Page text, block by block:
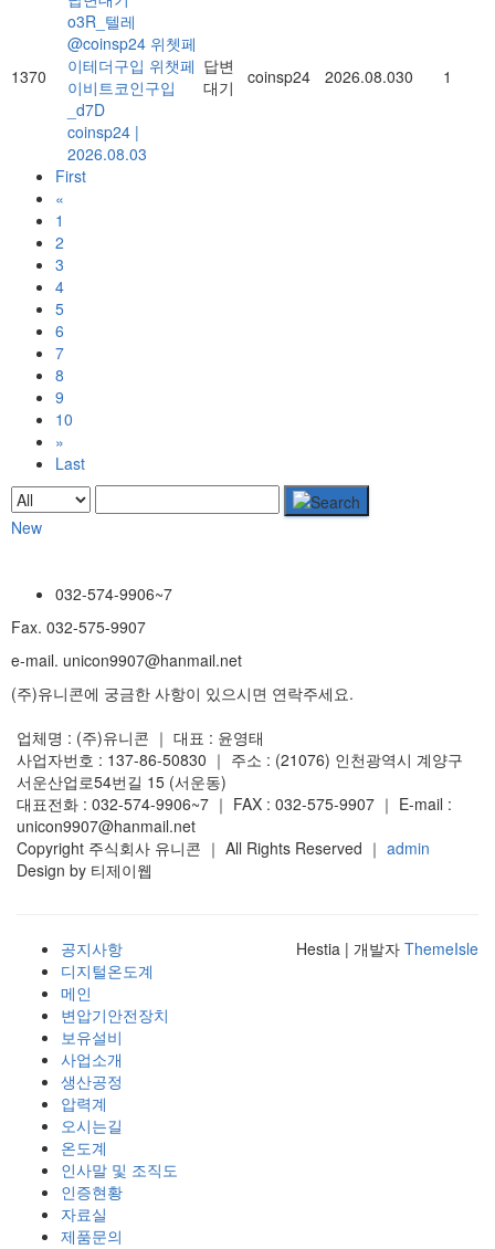
1370
o3R_텔레
@coinsp24 위쳇페
이테더구입 위챗페
이비트코인구입
_d7D
coinsp24 |
2026.08.03
답변
대기
coinsp24 2026.08.030 1
First
«
1
2
3
4
5
6
7
8
9
10
»
Last
New
032-574-9906~7
Fax. 032-575-9907
e-mail. unicon9907@hanmail.net
(주)유니콘에 궁금한 사항이 있으시면 연락주세요.
업체명 : (주)유니콘 ｜ 대표 : 윤영태
사업자번호 : 137-86-50830 ｜ 주소 : (21076) 인천광역시 계양구
서운산업로54번길 15 (서운동)
대표전화 : 032-574-9906~7 ｜ FAX : 032-575-9907 ｜ E-mail :
unicon9907@hanmail.net
Copyright 주식회사 유니콘 ｜ All Rights Reserved ｜ admin
Design by 티제이웹
공지사항
디지털온도계
메인
변압기안전장치
보유설비
사업소개
생산공정
압력계
오시는길
온도계
인사말 및 조직도
인증현황
자료실
제품문의
Hestia | 개발자 ThemeIsle